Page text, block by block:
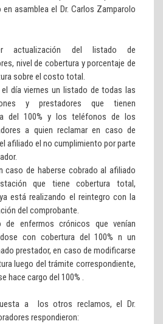
asamblea el Dr. Carlos Zamparolo
actualización del listado de
nivel de cobertura y porcentaje de
sobre el costo total.
el día viernes un listado de todas las
y prestadores que tienen
del 100% y los teléfonos de los
a quien reclamar en caso de
afiliado el no cumplimiento por parte
caso de haberse cobrado al afiliado
que tiene cobertura total,
está realizando el reintegro con la
del comprobante.
de enfermos crónicos que venían
con cobertura del 100% n un
prestador, en caso de modificarse
luego del trámite correspondiente,
hace cargo del 100% .
a los otros reclamos, el Dr.
respondieron: